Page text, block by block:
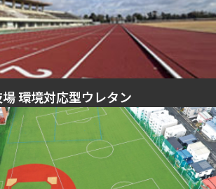
環境対応型ウレタン